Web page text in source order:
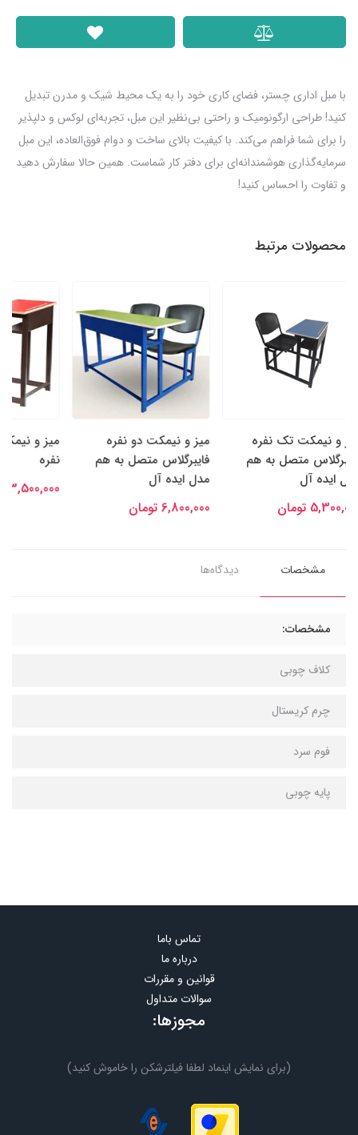
با مبل اداری چستر، فضای کاری خود را به یک محیط شیک و مدرن تبدیل
کنید! طراحی ارگونومیک و راحتی بی‌نظیر این مبل، تجربه‌ای لوکس و دلپذیر
را برای شما فراهم می‌کند. با کیفیت بالای ساخت و دوام فوق‌العاده، این مبل
سرمایه‌گذاری هوشمندانه‌ای برای دفتر کار شماست. همین حالا سفارش دهید
و تفاوت را احساس کنید!
محصولات مرتبط
میز و نیمکت دو نفره
فایبرگلاس متصل به هم
مدل ایده آل
6,800,000 تومان
میز و نیمکت پشتی دار تک
نفره
3,500,000 تومان
مشخصات دیدگاه‌ها
مشخصات:
کلاف چوبی
چرم کریستال
فوم سرد
پایه چوبی
تماس باما
درباره ما
قوانین و مقررات
سوالات متداول
مجوزها:
(برای نمایش اینماد لطفا فیلترشکن را خاموش کنید)